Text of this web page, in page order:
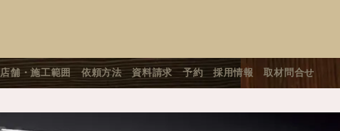
店舗・施工範囲 依頼方法 資料請求 予約 採用情報 取材問合せ